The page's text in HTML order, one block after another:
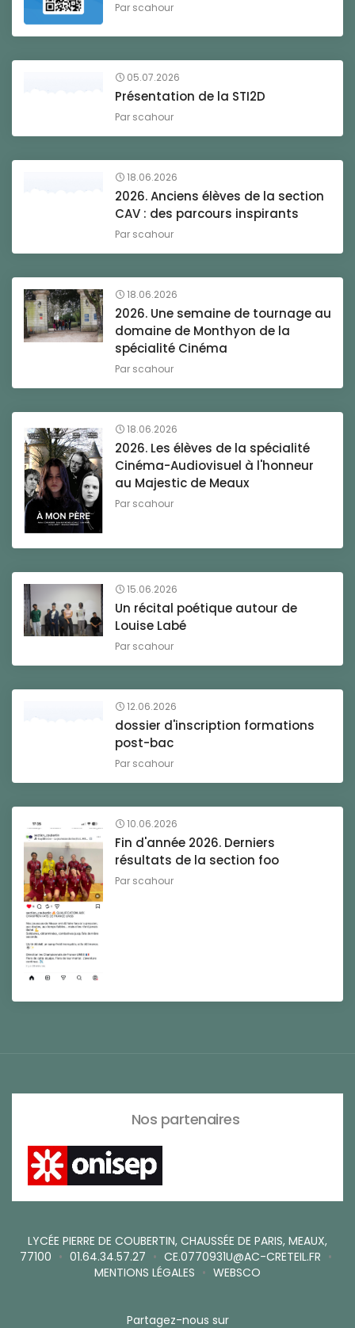
Par scahour
05.07.2026
Présentation de la STI2D
Par scahour
18.06.2026
2026. Anciens élèves de la section
CAV : des parcours inspirants
Par scahour
18.06.2026
2026. Une semaine de tournage au
domaine de Monthyon de la
spécialité Cinéma
Par scahour
18.06.2026
2026. Les élèves de la spécialité
Cinéma-Audiovisuel à l'honneur
au Majestic de Meaux
Par scahour
15.06.2026
Un récital poétique autour de
Louise Labé
Par scahour
12.06.2026
dossier d'inscription formations
post-bac
Par scahour
10.06.2026
Fin d'année 2026. Derniers
résultats de la section foo
Par scahour
Nos partenaires
LYCÉE PIERRE DE COUBERTIN, CHAUSSÉE DE PARIS, MEAUX,
77100 • 01.64.34.57.27 • CE.0770931U@AC-CRETEIL.FR •
MENTIONS LÉGALES • WEBSCO
Partagez-nous sur